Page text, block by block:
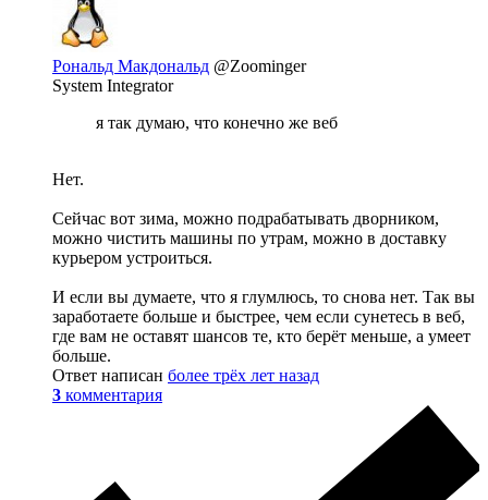
Рональд Макдональд @Zoominger
System Integrator
я так думаю, что конечно же веб
Нет.
Сейчас вот зима, можно подрабатывать дворником,
можно чистить машины по утрам, можно в доставку
курьером устроиться.
И если вы думаете, что я глумлюсь, то снова нет. Так вы
заработаете больше и быстрее, чем если сунетесь в веб,
где вам не оставят шансов те, кто берёт меньше, а умеет
больше.
Ответ написан более трёх лет назад
3 комментария